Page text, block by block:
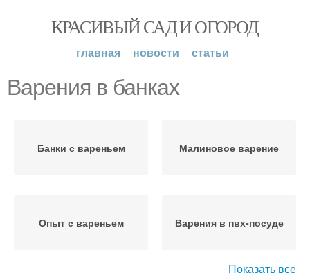
КРАСИВЫЙ САД И ОГОРОД
главная новости статьи
Варения в банках
Банки с вареньем Малиновое варение
Опыт с вареньем Варения в пвх-посуде
Показать все